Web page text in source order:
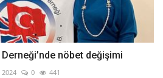
Derneği’nde nöbet değişimi
0 441